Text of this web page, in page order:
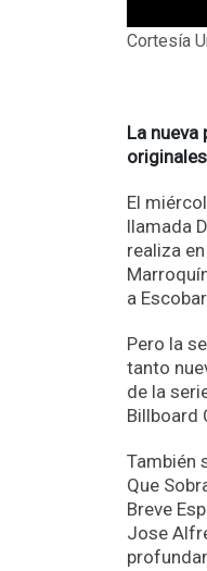
Cortesía
La
El
llamada
realiza
a
Pero la
tanto
de la
Billboard
También
Que
Breve
Jose